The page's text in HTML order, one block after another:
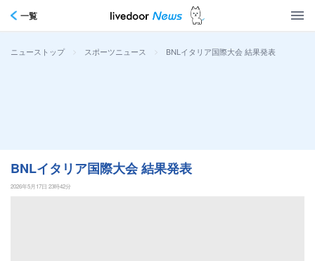
一覧
ニューストップ > スポーツニュース > BNLイタリア国際大会 結果発表
BNLイタリア国際大会 結果発表
2026年5月17日 23時42分